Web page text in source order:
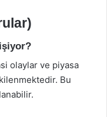
olaylar ve piyasa
Bu